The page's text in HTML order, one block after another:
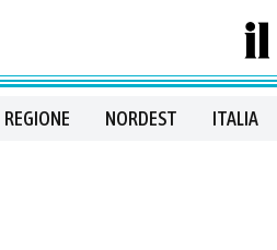
REGIONE NORDEST ITALIA